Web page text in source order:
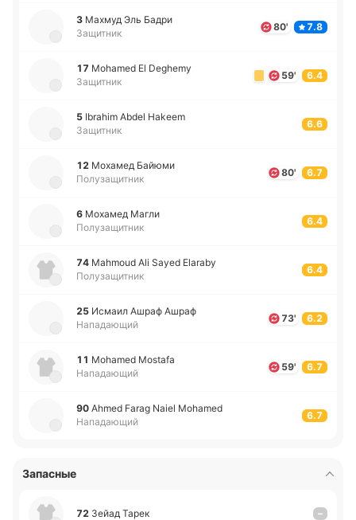
3 Махмуд Эль Бадри
Защитник
80' 7.8
17 Mohamed El Deghemy
Защитник
59' 6.4
5 Ibrahim Abdel Hakeem
Защитник
6.6
12 Мо­ха­мед Байюми
Полузащитник
80' 6.7
6 Мо­ха­мед Магли
Полузащитник
6.4
74 Mahmoud Ali Sayed Elaraby
Полузащитник
6.4
25 Исмаил Ашраф Ашраф
Нападающий
73' 6.2
11 Mohamed Mostafa
Нападающий
59' 6.7
90 Ahmed Farag Naiel Mohamed
Нападающий
6.7
Запасные
72 Зейад Тарек –